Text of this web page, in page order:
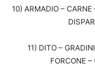
10) ARMADIO –
11) DITO –
FORCONE